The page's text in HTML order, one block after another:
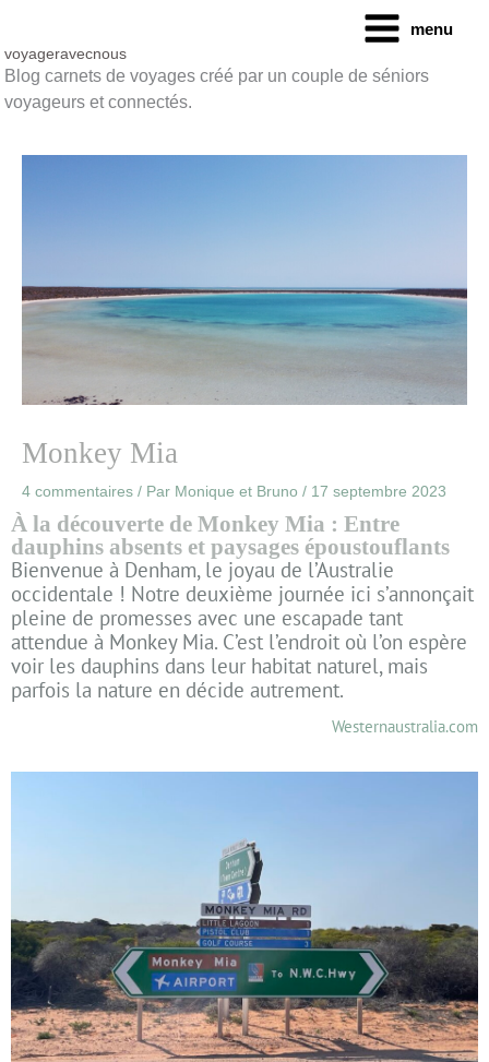
contenu
menu
voyageravecnous
Blog carnets de voyages créé par un couple de séniors
voyageurs et connectés.
Monkey Mia
4 commentaires / Par Monique et Bruno / 17 septembre 2023
À la découverte de Monkey Mia : Entre
dauphins absents et paysages époustouflants
Bienvenue à Denham, le joyau de l’Australie
occidentale ! Notre deuxième journée ici s’annonçait
pleine de promesses avec une escapade tant
attendue à Monkey Mia. C’est l’endroit où l’on espère
voir les dauphins dans leur habitat naturel, mais
parfois la nature en décide autrement.
Westernaustralia.com